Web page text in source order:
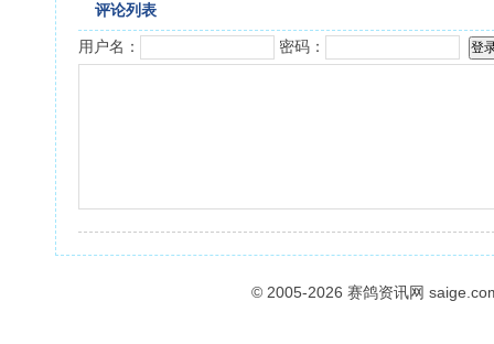
评论列表
用户名： 密码：
© 2005-2026 赛鸽资讯网